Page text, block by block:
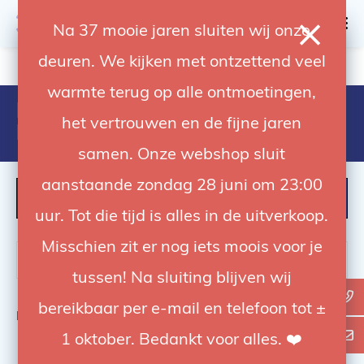
Na 37 mooie jaren sluiten wij onze
deuren. We kijken met ontzettend veel
warmte terug op alle ontmoetingen,
het vertrouwen en de fijne jaren
samen. Onze webshop sluit
aanstaande zondag 28 juni om 23:00
uur. Tot die tijd is alles in de uitverkoop.
Misschien zit er nog iets moois voor je
tussen! Na sluiting blijven wij
bereikbaar per e-mail en telefoon tot ±
1 oktober. Bedankt voor alles. ❤️
4.92 / 5 op trusted shops
Producten getagd met Bi-color
LED panel
Bekijk0 van de 0 producten